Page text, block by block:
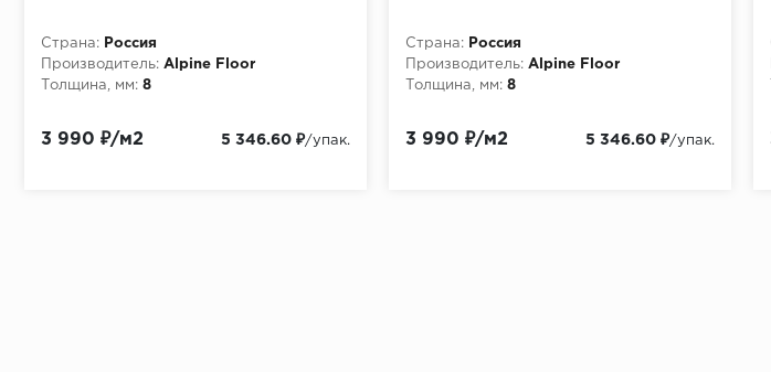
Страна:
Россия
Производитель: Alpine Floor
Толщина, мм: 8
3 990 ₽/м2 5 346.60 ₽/упак.
Страна:
Россия
Производитель: Alpine Floor
Толщина, мм: 8
3 990 ₽/м2 5 346.60 ₽/упак.